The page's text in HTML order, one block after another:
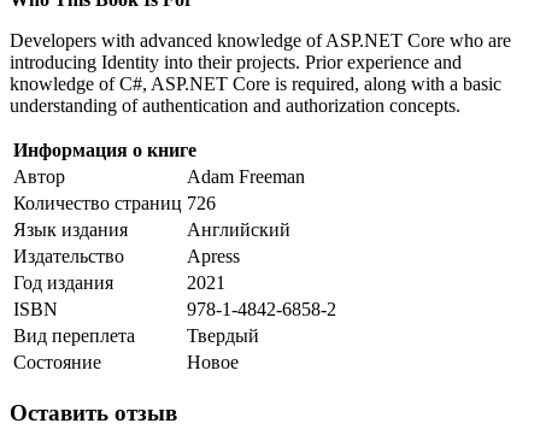
Developers with advanced knowledge of ASP.NET Core who are
introducing Identity into their projects. Prior experience and
knowledge of C#, ASP.NET Core is required, along with a basic
understanding of authentication and authorization concepts.
Информация о книге
Автор
Adam Freeman
Количество страниц 726
Язык издания
Английский
Издательство
Apress
Год издания
2021
ISBN
978-1-4842-6858-2
Вид переплета
Твердый
Состояние
Новое
Оставить отзыв